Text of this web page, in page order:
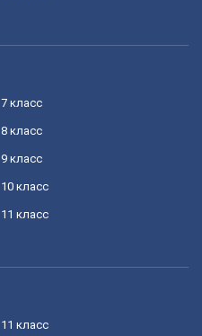
7 класс
8 класс
9 класс
10 класс
11 класс
11 класс